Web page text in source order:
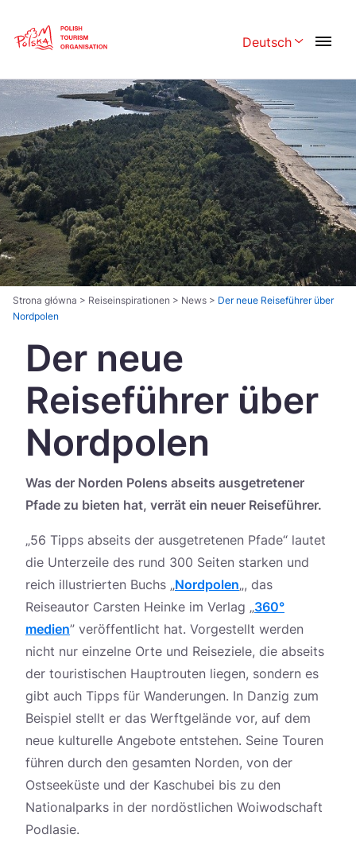
Deutsch
Polski English
Česká 中国
Dansk Deutsch
Español Français
Italiano Magyar
Nederlands 日本語
Português Norsk
Україна
Zamknij
Strona główna > Reiseinspirationen > News > Der neue Reiseführer über
Nordpolen
Der neue
Reiseführer über
Nordpolen
Was der Norden Polens abseits ausgetretener
Pfade zu bieten hat, verrät ein neuer Reiseführer.
„56 Tipps abseits der ausgetretenen Pfade“ lautet
die Unterzeile des rund 300 Seiten starken und
reich illustrierten Buchs „Nordpolen„, das
Reiseautor Carsten Heinke im Verlag „360°
medien” veröffentlicht hat. Vorgestellt werden
nicht nur einzelne Orte und Reiseziele, die abseits
der touristischen Hauptrouten liegen, sondern es
gibt auch Tipps für Wanderungen. In Danzig zum
Beispiel stellt er das Werftgelände vor, auf dem
neue kulturelle Angebote entstehen. Seine Touren
führen durch den gesamten Norden, von der
Ostseeküste und der Kaschubei bis zu den
Nationalparks in der nordöstlichen Woiwodschaft
Podlasie.